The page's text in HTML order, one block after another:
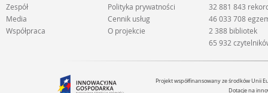
Zespół
Media
Współpraca
Polityka prywatności
Cennik usług
O projekcie
32 881 843
46 033 708
2 388 bibliotek
65 932
Projekt współfinansowany ze środków Unii
Dotacje na